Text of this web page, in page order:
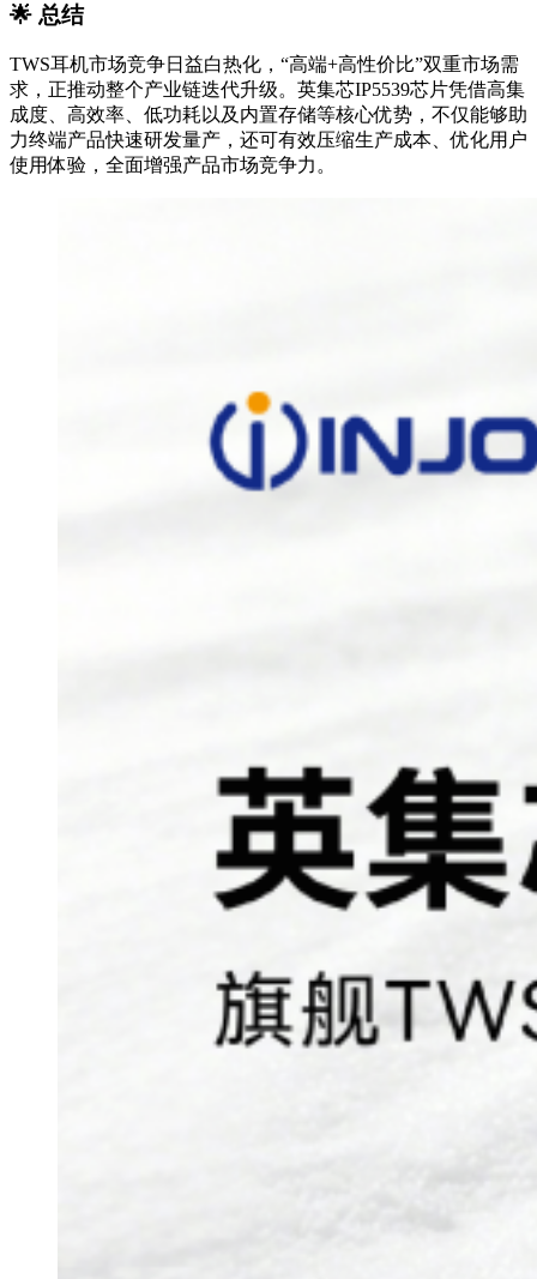
🌟 总结
TWS耳机市场竞争日益白热化，“高端+高性价比”双重市场需
求，正推动整个产业链迭代升级。英集芯IP5539芯片凭借高集
成度、高效率、低功耗以及内置存储等核心优势，不仅能够助
力终端产品快速研发量产，还可有效压缩生产成本、优化用户
使用体验，全面增强产品市场竞争力。